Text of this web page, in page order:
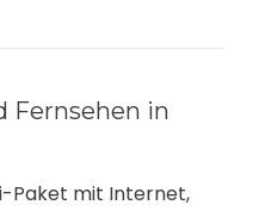
Fernsehen in
Paket mit Internet,